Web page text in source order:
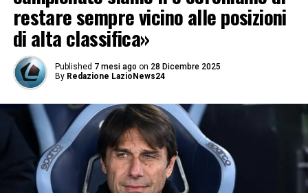
restare sempre vicino alle posizioni
di alta classifica»
Published 7 mesi ago on 28 Dicembre 2025
By Redazione LazioNews24